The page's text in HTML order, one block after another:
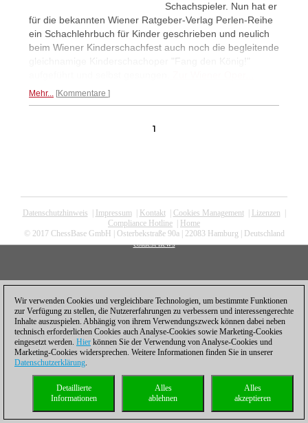
Schachspieler. Nun hat er
für die bekannten Wiener Ratgeber-Verlag Perlen-Reihe
ein Schachlehrbuch für Kinder geschrieben und neulich
beim Wiener Kinderschachfest auch noch die begleitende
gleichnamige Kinderschachoper "Fang den König!"
Mehr... Kommentare
1
Datenschutzhinweis Impressum| Kontakt| Cookies Management| Lizenzen
Compliance Hotline
Home
© 2017 ChessBase GmbH | Osterbekstraße 90a | 22083 Hamburg | Deutschland
coldest news
Wir verwenden Cookies und vergleichbare Technologien, um bestimmte Funktionen
zur Verfügung zu stellen, die Nutzererfahrungen zu verbessern und interessengerechte
Inhalte auszuspielen. Abhängig von ihrem Verwendungszweck können dabei neben
technisch erforderlichen Cookies auch Analyse-Cookies sowie Marketing-Cookies
eingesetzt werden. Hier können Sie der Verwendung von Analyse-Cookies und
Marketing-Cookies widersprechen. Weitere Informationen finden Sie in unserer
Datenschutzerklärung.
Alles
akzeptieren
Alles
ablehnen
Detaillierte
Informationen